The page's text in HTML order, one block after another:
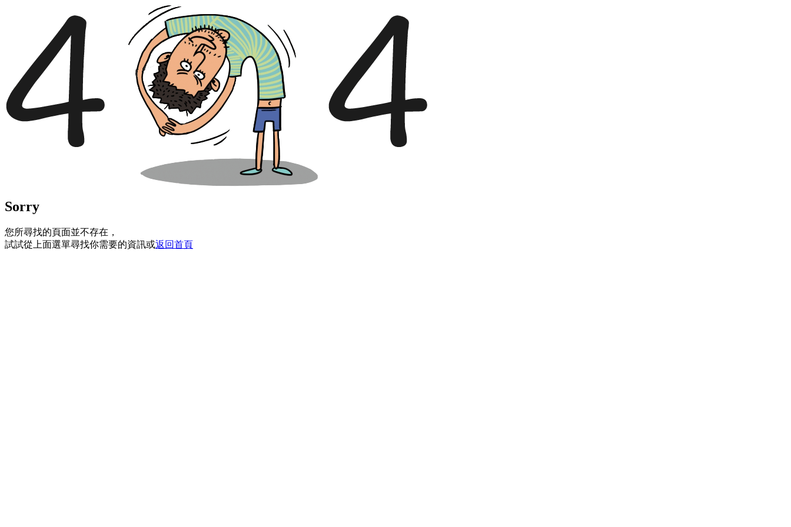
Sorry
您所尋找的頁面並不存在，
試試從上面選單尋找你需要的資訊或返回首頁